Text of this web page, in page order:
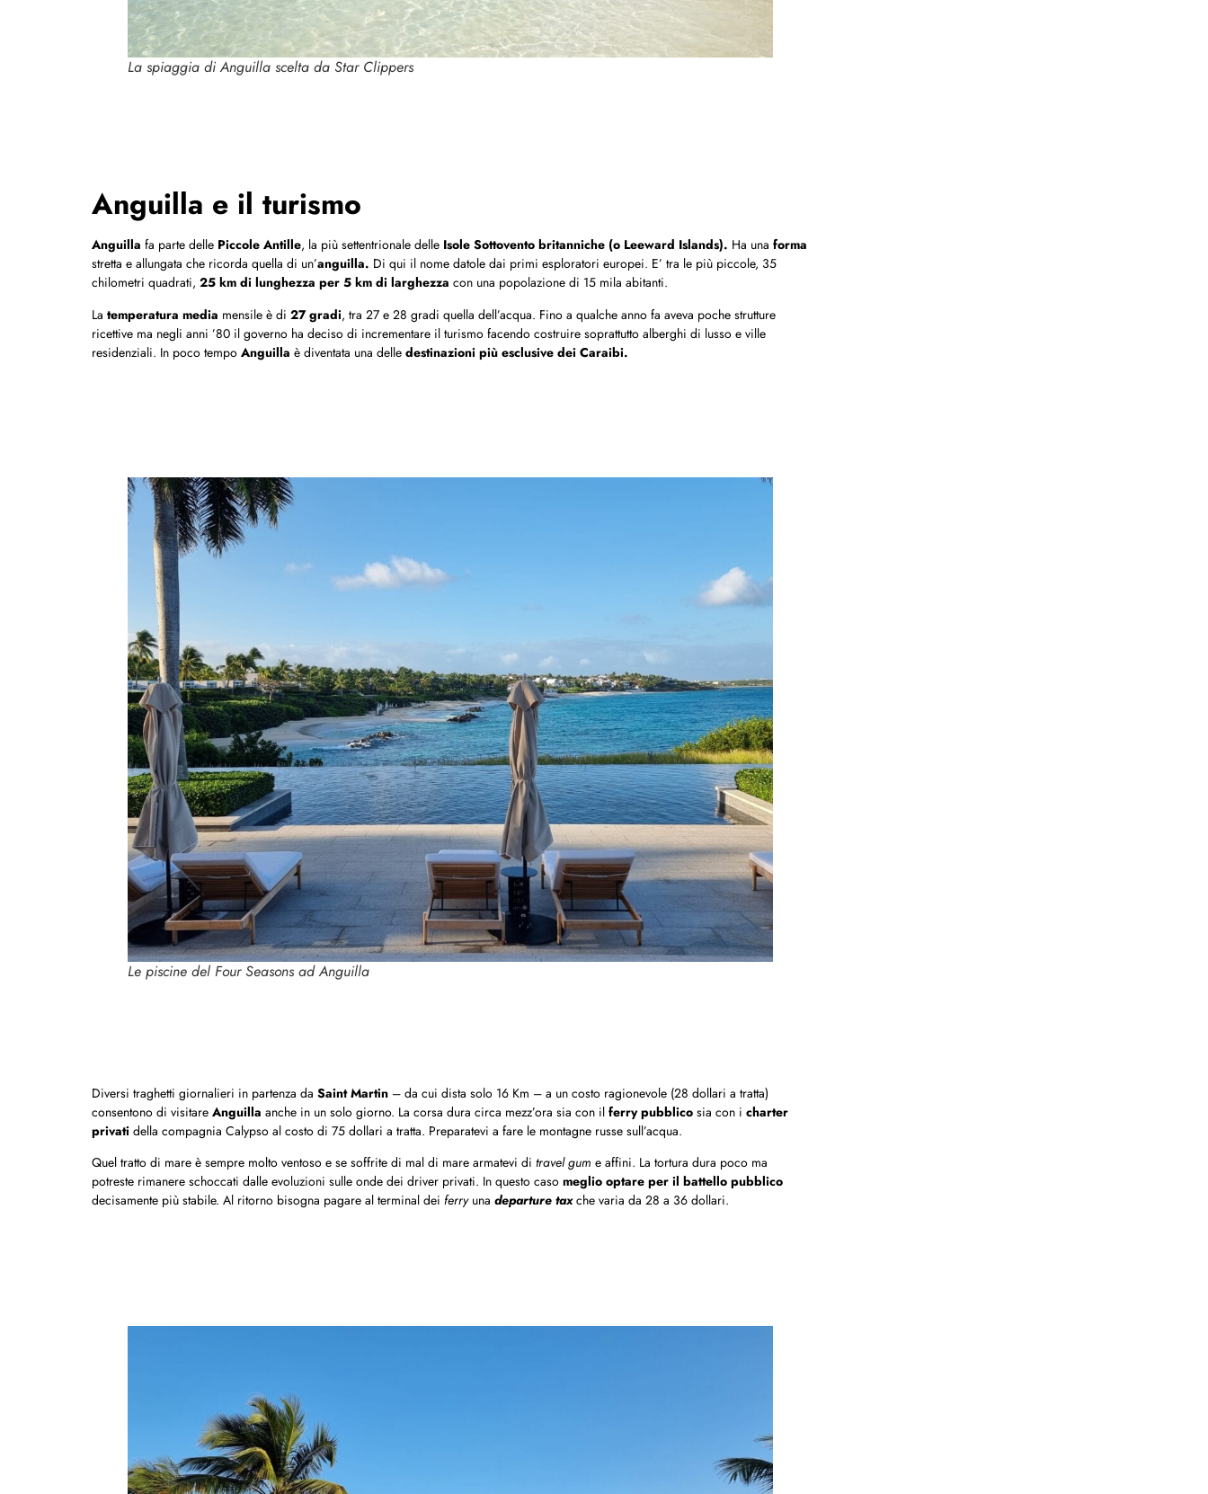
La spiaggia di Anguilla scelta da Star Clippers
Anguilla e il turismo
Anguilla fa parte delle Piccole Antille, la più settentrionale delle Isole Sottovento britanniche (o Leeward Islands). Ha una forma
stretta e allungata che ricorda quella di un’anguilla. Di qui il nome datole dai primi esploratori europei. E’ tra le più piccole, 35
chilometri quadrati, 25 km di lunghezza per 5 km di larghezza con una popolazione di 15 mila abitanti.
La temperatura media mensile è di 27 gradi, tra 27 e 28 gradi quella dell’acqua. Fino a qualche anno fa aveva poche strutture
ricettive ma negli anni ’80 il governo ha deciso di incrementare il turismo facendo costruire soprattutto alberghi di lusso e ville
residenziali. In poco tempo Anguilla è diventata una delle destinazioni più esclusive dei Caraibi.
Le piscine del Four Seasons ad Anguilla
Diversi traghetti giornalieri in partenza da Saint Martin – da cui dista solo 16 Km – a un costo ragionevole (28 dollari a tratta)
consentono di visitare Anguilla anche in un solo giorno. La corsa dura circa mezz’ora sia con il ferry pubblico sia con i charter
privati della compagnia Calypso al costo di 75 dollari a tratta. Preparatevi a fare le montagne russe sull’acqua.
Quel tratto di mare è sempre molto ventoso e se soffrite di mal di mare armatevi di travel gum e affini. La tortura dura poco ma
potreste rimanere schoccati dalle evoluzioni sulle onde dei driver privati. In questo caso meglio optare per il battello pubblico
decisamente più stabile. Al ritorno bisogna pagare al terminal dei ferry una departure taxche varia da 28 a 36 dollari.